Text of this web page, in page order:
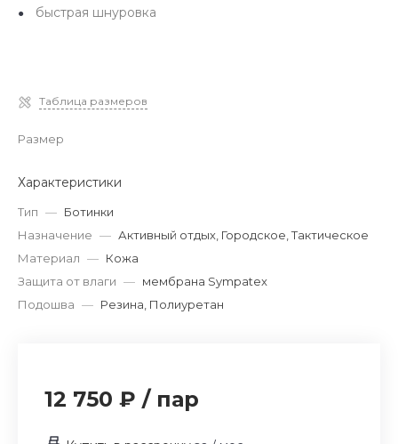
быстрая шнуровка
Таблица размеров
Размер
Характеристики
Тип — Ботинки
Назначение — Активный отдых, Городское, Тактическое
Материал — Кожа
Защита от влаги — мембрана Sympatex
Подошва — Резина, Полиуретан
12 750 ₽ / пар